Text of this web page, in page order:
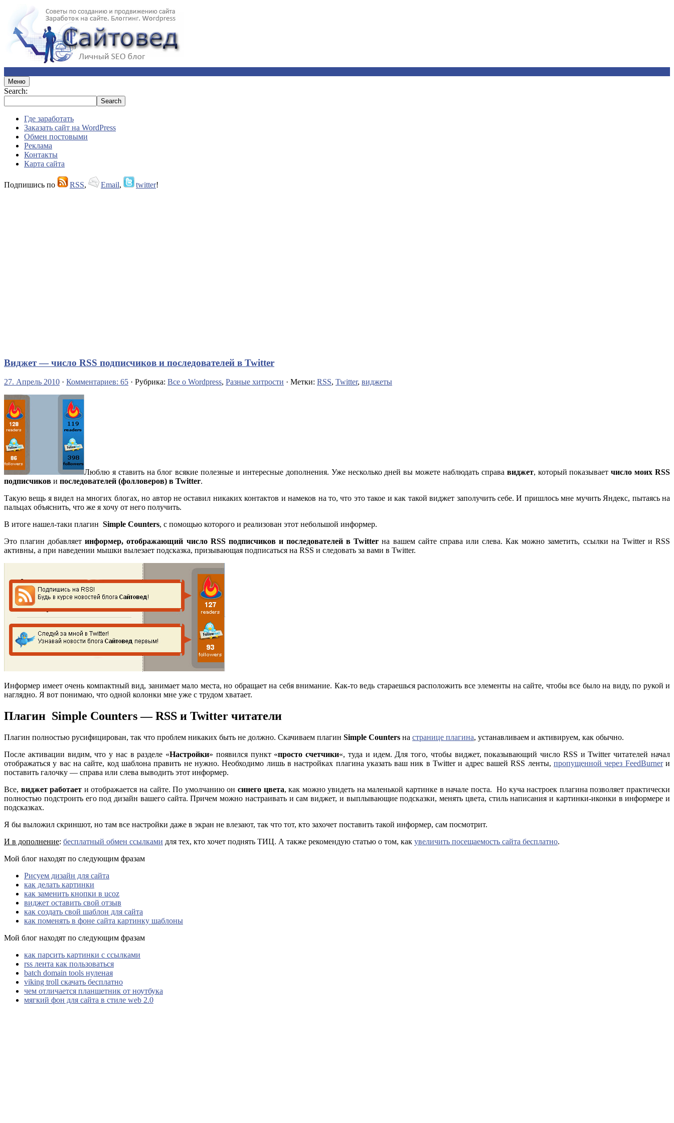
Меню
Search:
Где заработать
Заказать сайт на WordPress
Обмен постовыми
Реклама
Контакты
Карта сайта
Подпишись по RSS, Email, twitter!
Виджет — число RSS подписчиков и последователей в Twitter
27. Апрель 2010 · Комментариев: 65 · Рубрика: Все о Wordpress, Разные хитрости · Метки: RSS, Twitter, виджеты
Люблю я ставить на блог всякие полезные и интересные дополнения. Уже несколько дней вы можете наблюдать справа виджет, который показываетчисло моих RSS
подписчиков и последователей (фолловеров) в Twitter.
Такую вещь я видел на многих блогах, но автор не оставил никаких контактов и намеков на то, что это такое и как такой виджет заполучить себе. И пришлось мне мучить Яндекс, пытаясь на
пальцах объяснить, что же я хочу от него получить.
В итоге нашел-таки плагин Simple Counters, с помощью которого и реализован этот небольшой информер.
Это плагин добавляетинформер, отображающий число RSS подписчиков и последователей в Twitter на вашем сайте справа или слева. Как можно заметить, ссылки на Twitter и RSS
активны, а при наведении мышки вылезает подсказка, призывающая подписаться на RSS и следовать за вами в Twitter.
Информер имеет очень компактный вид, занимает мало места, но обращает на себя внимание. Как-то ведь стараешься расположить все элементы на сайте, чтобы все было на виду, по рукой и
наглядно. Я вот понимаю, что одной колонки мне уже с трудом хватает.
Плагин Simple Counters — RSS и Twitter читатели
Плагин полностью русифицирован, так что проблем никаких быть не должно. Скачиваем плагин Simple Counters на странице плагина, устанавливаем и активируем, как обычно.
После активации видим, что у нас в разделе «Настройки» появился пункт «просто счетчики«, туда и идем. Для того, чтобы виджет, показывающий число RSS и Twitter читателей начал
отображаться у вас на сайте, код шаблона править не нужно. Необходимо лишь в настройках плагина указать ваш ник в Twitter и адрес вашей RSS ленты,пропущенной через FeedBurnerи
поставить галочку — справа или слева выводить этот информер.
Все, виджет работает и отображается на сайте. По умолчанию он синего цвета, как можно увидеть на маленькой картинке в начале поста. Но куча настроек плагина позволяет практически
полностью подстроить его под дизайн вашего сайта. Причем можно настраивать и сам виджет, и выплывающие подсказки, менять цвета, стиль написания и картинки-иконки в информере и
подсказках.
Я бы выложил скриншот, но там все настройки даже в экран не влезают, так что тот, кто захочет поставить такой информер, сам посмотрит.
И в дополнение: бесплатный обмен ссылками для тех, кто хочет поднять ТИЦ. А также рекомендую статью о том, как увеличить посещаемость сайта бесплатно.
Мой блог находят по следующим фразам
Рисуем дизайн для сайта
как делать картинки
как заменить кнопки в ucoz
виджет оставить свой отзыв
как создать свой шаблон для сайта
как поменять в фоне сайта картинку шаблоны
Мой блог находят по следующим фразам
как парсить картинки с ссылками
rss лента как пользоваться
batch domain tools нуленая
viking troll скачать бесплатно
чем отличается планшетник от ноутбука
мягкий фон для сайта в стиле web 2.0